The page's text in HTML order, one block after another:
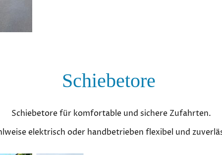
Schiebetore
Schiebetore für komfortable und sichere Zufahrten.
elektrisch oder handbetrieben flexibel und